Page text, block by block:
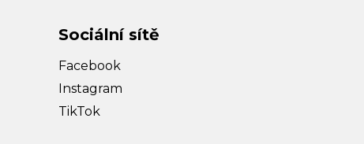
Sociální sítě
Facebook
Instagram
TikTok